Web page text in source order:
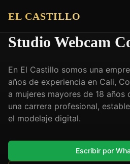
EL CASTILLO
Studio Webcam
En El Castillo somos una
años de experiencia en Cali,
a mujeres mayores de 18 años
una carrera profesional,
el modelaje digital.
Escribir por